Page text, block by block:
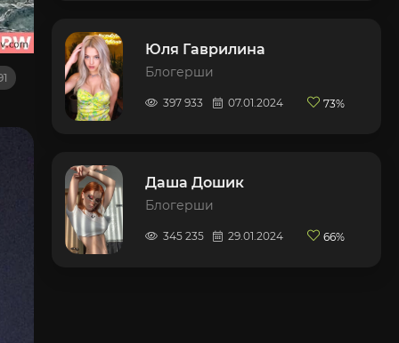
Юля Гаврилина
Блогерши
397 933 07.01.2024 73%
Даша Дошик
Блогерши
345 235 29.01.2024 66%